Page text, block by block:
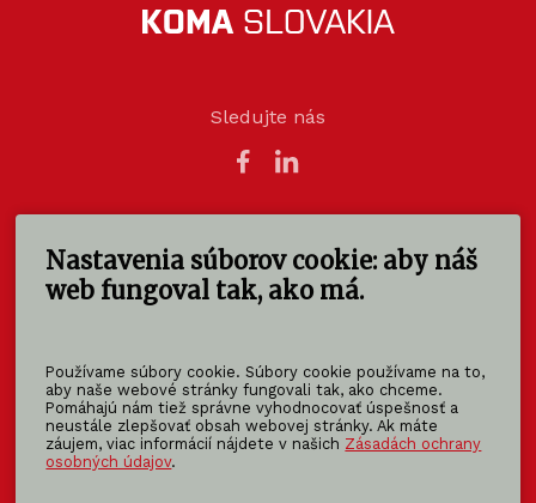
Nastavenia súborov cookie: aby náš
web fungoval tak, ako má.
Používame súbory cookie. Súbory cookie používame na to,
aby naše webové stránky fungovali tak, ako chceme.
Pomáhajú nám tiež správne vyhodnocovať úspešnosť a
neustále zlepšovať obsah webovej stránky. Ak máte
záujem, viac informácií nájdete v našich Zásadách ochrany
osobných údajov.
Sledujte nás
KOMA SLOVAKIA s.r.o.
Štúrova 140
949 01 Nitra - Mlynárce
info@koma-slovakia.sk
+ 421 37 6518 325
Patríme do rodiny KOMA FAMILY